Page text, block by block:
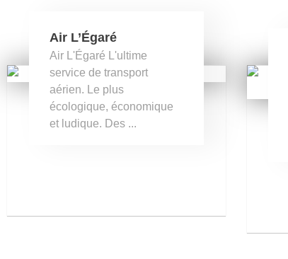
Air L’Égaré
Air L'Égaré L'ultime
service de transport
aérien. Le plus
écologique, économique
et ludique. Des ...